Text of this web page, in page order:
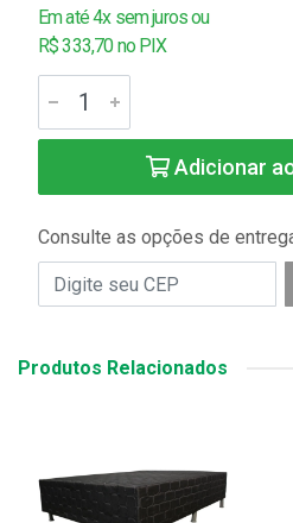
Em até 4x sem juros ou
R$ 333,70 no PIX
Adicionar
Consulte as opções de
Produtos Relacionados